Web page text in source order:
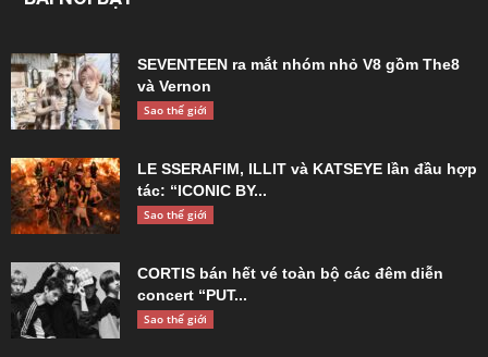
SEVENTEEN ra mắt nhóm nhỏ V8 gồm The8
và Vernon
Sao thế giới
LE SSERAFIM, ILLIT và KATSEYE lần đầu hợp
tác: “ICONIC BY...
Sao thế giới
CORTIS bán hết vé toàn bộ các đêm diễn
concert “PUT...
Sao thế giới